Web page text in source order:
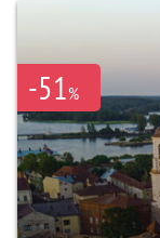
-51%